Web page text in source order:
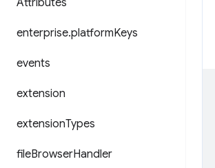
Attributes
enterprise.platformKeys
events
extension
extensionTypes
fileBrowserHandler